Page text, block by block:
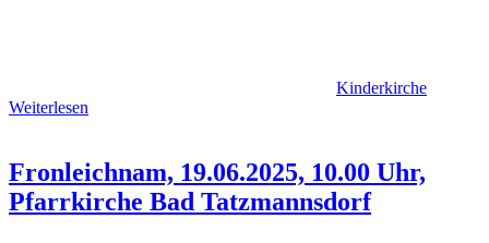
Kinderkirche
Weiterlesen
Fronleichnam, 19.06.2025, 10.00 Uhr,
Pfarrkirche Bad Tatzmannsdorf